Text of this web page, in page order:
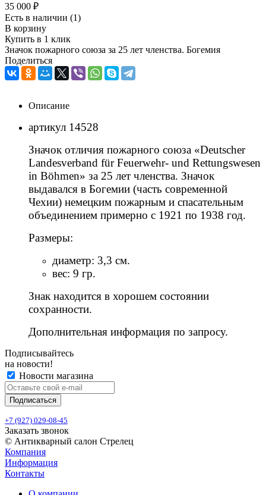
35 000 ₽
Есть в наличии (1)
В корзину
Купить в 1 клик
Значок пожарного союза за 25 лет членства. Богемия
Поделиться
Описание
артикул 14528
Значок отличия пожарного союза «Deutscher
Landesverband für Feuerwehr- und Rettungswesen
in Böhmen» за 25 лет членства. Значок
выдавался в Богемии (часть современной
Чехии) немецким пожарным и спасательным
объединением примерно с 1921 по 1938 год.
Размеры:
диаметр: 3,3 см.
вес: 9 гр.
Знак находится в хорошем состоянии
сохранности.
Дополнительная информация по запросу.
Подписывайтесь
на новости!
Новости магазина
+7 (927) 029-08-45
Заказать звонок
© Антикварный салон Стрелец
Компания
Информация
Контакты